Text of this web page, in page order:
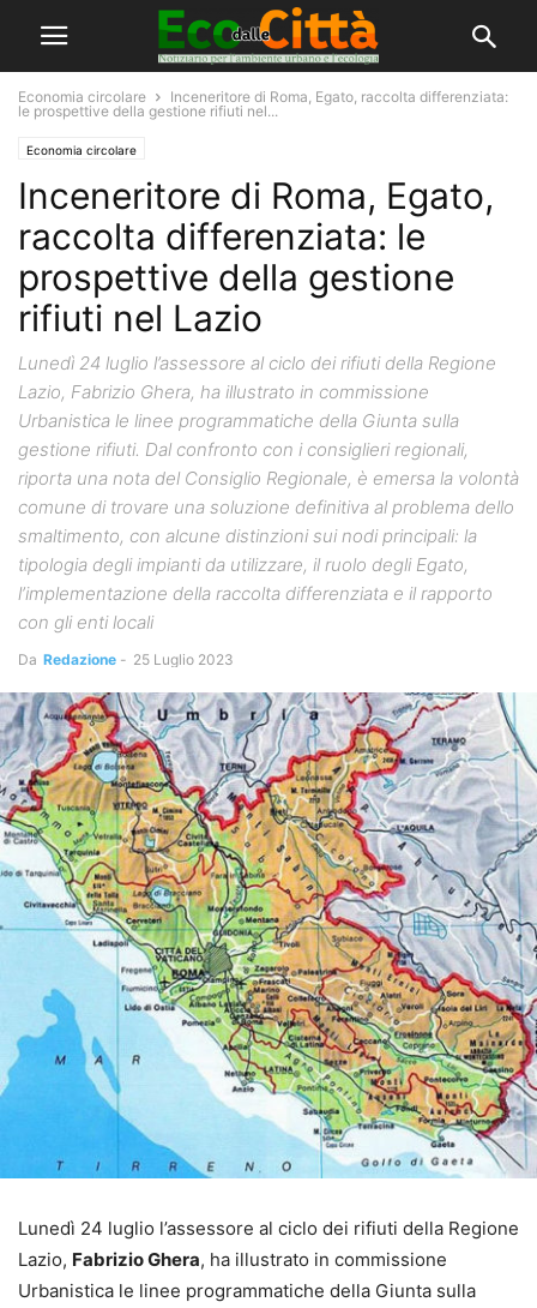
Economia circolare
Inceneritore di Roma, Egato, raccolta differenziata:
le prospettive della gestione rifiuti nel...
Economia circolare
Inceneritore di Roma, Egato,
raccolta differenziata: le
prospettive della gestione
rifiuti nel Lazio
Lunedì 24 luglio l’assessore al ciclo dei rifiuti della Regione
Lazio, Fabrizio Ghera, ha illustrato in commissione
Urbanistica le linee programmatiche della Giunta sulla
gestione rifiuti. Dal confronto con i consiglieri regionali,
riporta una nota del Consiglio Regionale, è emersa la volontà
comune di trovare una soluzione definitiva al problema dello
smaltimento, con alcune distinzioni sui nodi principali: la
tipologia degli impianti da utilizzare, il ruolo degli Egato,
l’implementazione della raccolta differenziata e il rapporto
con gli enti locali
Da Redazione - 25 Luglio 2023
Lunedì 24 luglio l’assessore al ciclo dei rifiuti della Regione
Lazio, Fabrizio Ghera, ha illustrato in commissione
Urbanistica le linee programmatiche della Giunta sulla